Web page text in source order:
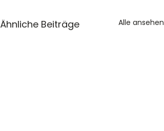
Ähnliche Beiträge Alle ansehen